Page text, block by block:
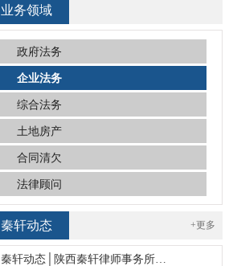
业务领域
政府法务
企业法务
综合法务
土地房产
合同清欠
法律顾问
秦轩动态 +更多
秦轩动态│陕西秦轩律师事务所…